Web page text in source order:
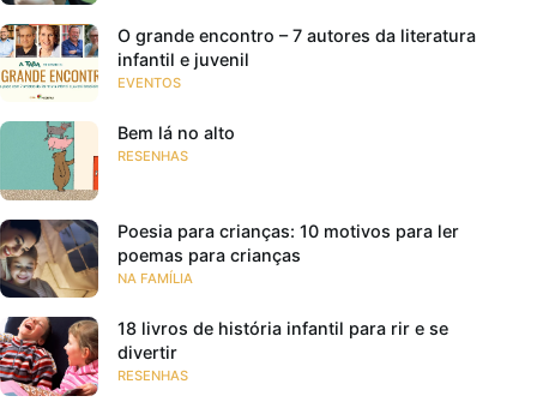
O grande encontro – 7 autores da literatura
infantil e juvenil
EVENTOS
Bem lá no alto
RESENHAS
Poesia para crianças: 10 motivos para ler
poemas para crianças
NA FAMÍLIA
18 livros de história infantil para rir e se
divertir
RESENHAS